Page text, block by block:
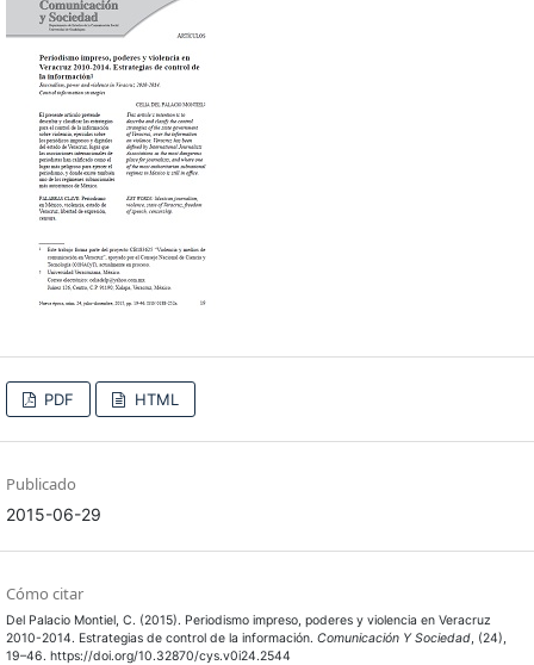
PDF HTML
Publicado
2015-06-29
Cómo citar
Del Palacio Montiel, C. (2015). Periodismo impreso, poderes y violencia en Veracruz
2010-2014. Estrategias de control de la información. Comunicación Y Sociedad, (24),
19–46. https://doi.org/10.32870/cys.v0i24.2544